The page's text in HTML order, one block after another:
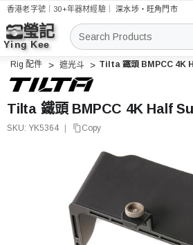
香港老字號｜30+年器材經驗｜深水埗・旺角門市
搜
索
Rig 配件 遮光斗 Tilta 鐵頭 BMPCC 4K
Tilta 鐵頭 BMPCC 4K Half
SKU: YK5364 Copy